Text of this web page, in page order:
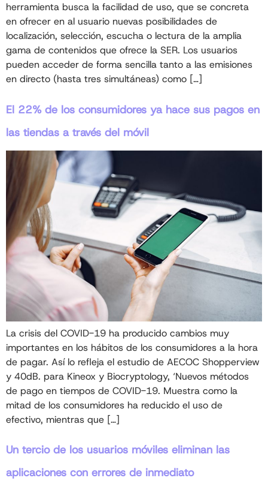
herramienta busca la facilidad de uso, que se concreta
en ofrecer en al usuario nuevas posibilidades de
localización, selección, escucha o lectura de la amplia
gama de contenidos que ofrece la SER. Los usuarios
pueden acceder de forma sencilla tanto a las emisiones
en directo (hasta tres simultáneas) como […]
El 22% de los consumidores ya hace sus pagos en
las tiendas a través del móvil
La crisis del COVID-19 ha producido cambios muy
importantes en los hábitos de los consumidores a la hora
de pagar. Así lo refleja el estudio de AECOC Shopperview
y 40dB. para Kineox y Biocryptology, ‘Nuevos métodos
de pago en tiempos de COVID-19. Muestra como la
mitad de los consumidores ha reducido el uso de
efectivo, mientras que […]
Un tercio de los usuarios móviles eliminan las
aplicaciones con errores de inmediato